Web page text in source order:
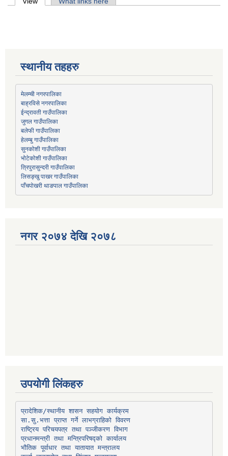
Primary tabs
स्थानीय तहहरु
मेलम्ची नगरपालिका
बाह्रविसे नगरपालिका
ईन्द्रावती गाउँपालिका
जुगल गाउँपालिका
बलेफी गाउँपालिका
हेलम्बु गाउँपालिका
सुनकोशी गाउँपालिका
भोटेकोशी गाउँपालिका
त्रिपुरासुन्दरी गाउँपालिका
लिसङ्खु पाखर गाउँपालिका
पाँचपोखरी थाङपाल गाउँपालिका
नगर २०७४ देखि २०७८
उपयोगी लिंकहरु
प्रादेशिक/स्थानीय शासन सहयोग कार्यक्रम
सा.सु.भत्ता प्राप्त गर्ने लाभग्राहिको विवरण
राष्ट्रिय परिचयपत्र तथा पञ्‍जीकरण विभाग
प्रधानमन्त्री तथा मन्त्रिपरिषद्को कार्यालय
भौतिक पूर्वाधार तथा यातायात मन्त्रालय